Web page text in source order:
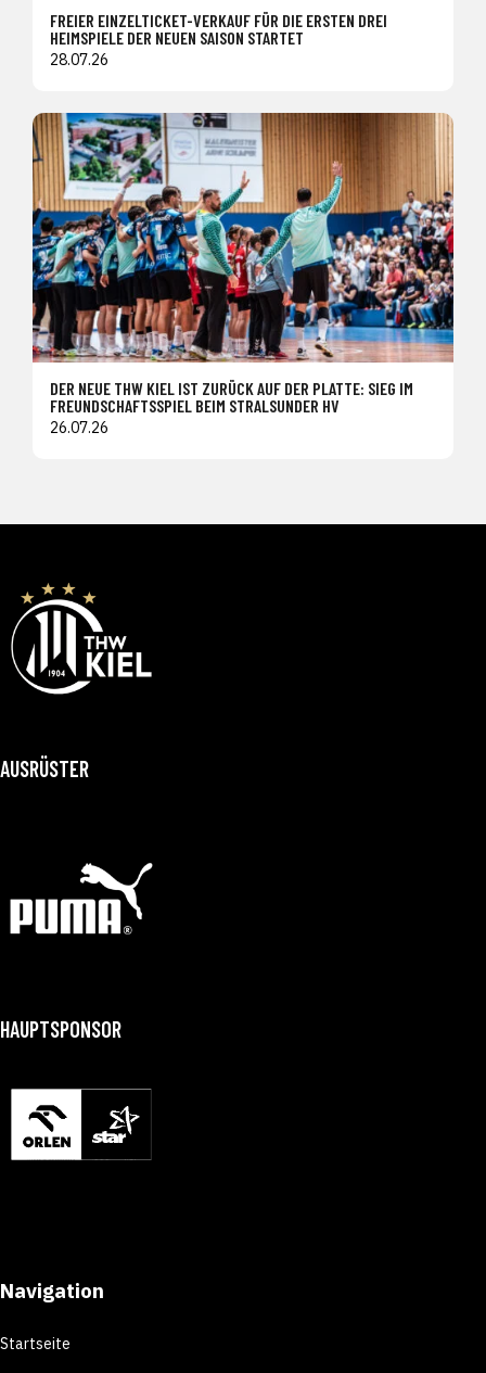
FREIER EINZELTICKET-VERKAUF FÜR DIE ERSTEN DREI
HEIMSPIELE DER NEUEN SAISON STARTET
28.07.26
DER NEUE THW KIEL IST ZURÜCK AUF DER PLATTE: SIEG IM
FREUNDSCHAFTSSPIEL BEIM STRALSUNDER HV
26.07.26
AUSRÜSTER
HAUPTSPONSOR
Navigation
Startseite